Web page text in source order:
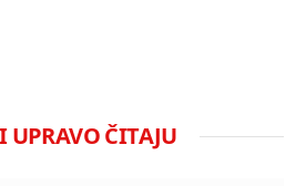
UPRAVO ČITAJU